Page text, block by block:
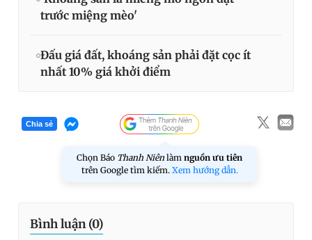
trước miệng mèo'
Đấu giá đất, khoáng sản phải đặt cọc ít
nhất 10% giá khởi điểm
Chia sẻ
Chọn Báo Thanh Niên làm nguồn ưu tiên
trên Google tìm kiếm. Xem hướng dẫn.
Bình luận (0)